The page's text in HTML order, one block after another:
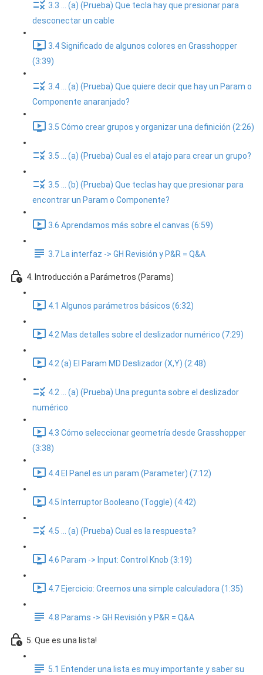
3.3 ... (a) (Prueba) Que tecla hay que presionar para
desconectar un cable
3.4 Significado de algunos colores en Grasshopper
(3:39)
3.4 ... (a) (Prueba) Que quiere decir que hay un Param o
Componente anaranjado?
3.5 Cómo crear grupos y organizar una definición (2:26)
3.5 ... (a) (Prueba) Cual es el atajo para crear un grupo?
3.5 ... (b) (Prueba) Que teclas hay que presionar para
encontrar un Param o Componente?
3.6 Aprendamos más sobre el canvas (6:59)
3.7 La interfaz -> GH Revisión y P&R = Q&A
4. Introducción a Parámetros (Params)
4.1 Algunos parámetros básicos (6:32)
4.2 Mas detalles sobre el deslizador numérico (7:29)
4.2 (a) El Param MD Deslizador (X,Y) (2:48)
4.2 ... (a) (Prueba) Una pregunta sobre el deslizador
numérico
4.3 Cómo seleccionar geometría desde Grasshopper
(3:38)
4.4 El Panel es un param (Parameter) (7:12)
4.5 Interruptor Booleano (Toggle) (4:42)
4.5 ... (a) (Prueba) Cual es la respuesta?
4.6 Param -> Input: Control Knob (3:19)
4.7 Ejercicio: Creemos una simple calculadora (1:35)
4.8 Params -> GH Revisión y P&R = Q&A
5. Que es una lista!
5.1 Entender una lista es muy importante y saber su